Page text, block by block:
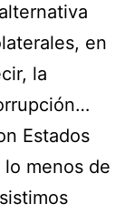
en
la
Estados
menos de